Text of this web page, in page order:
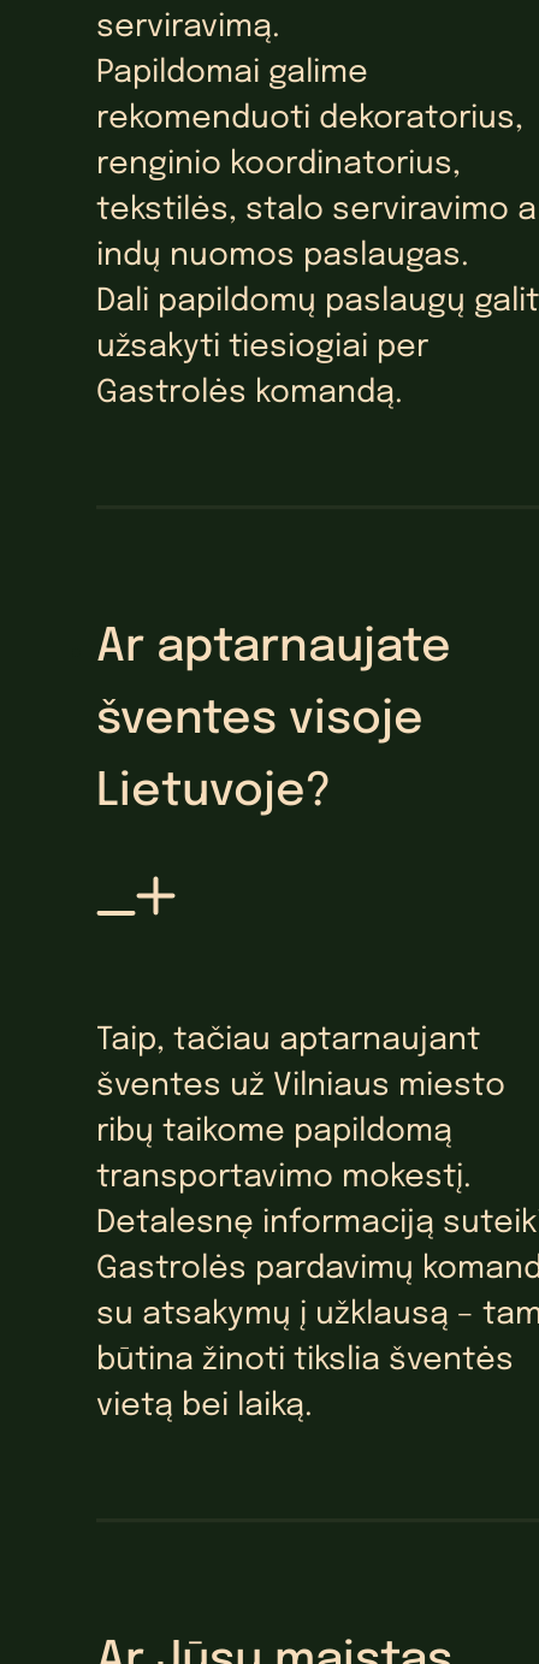
serviravimą.
Papildomai galime
rekomenduoti dekoratorius,
renginio koordinatorius,
tekstilės, stalo serviravimo
indų nuomos paslaugas.
Dali papildomų paslaugų
užsakyti tiesiogiai per
Gastrolės komandą.
Ar aptarnaujate
šventes visoje
Lietuvoje?
Taip, tačiau aptarnaujant
šventes už Vilniaus miesto
ribų taikome papildomą
transportavimo mokestį.
Detalesnę informaciją
Gastrolės pardavimų
su atsakymų į užklausą –
būtina žinoti tikslia šventės
vietą bei laiką.